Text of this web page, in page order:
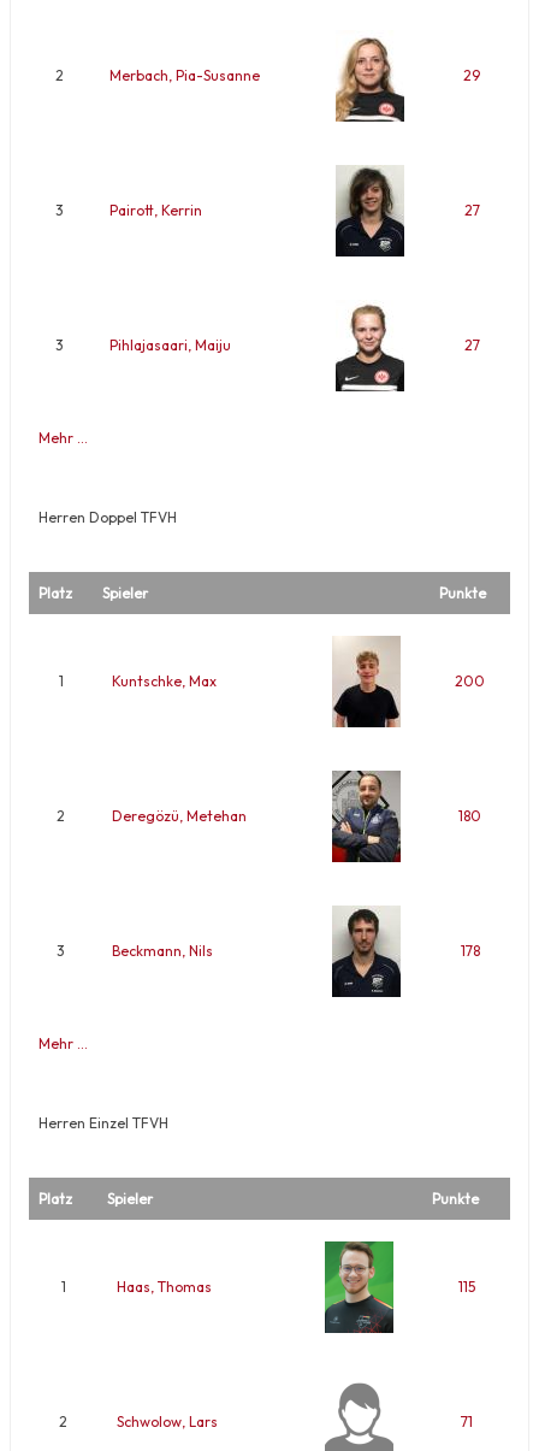
2 Merbach, Pia-Susanne 29
3 Pairott, Kerrin 27
3 Pihlajasaari, Maiju 27
Mehr …
Herren Doppel TFVH
Platz Spieler Punkte
1 Kuntschke, Max 200
2 Deregözü, Metehan 180
3 Beckmann, Nils 178
Mehr …
Herren Einzel TFVH
Platz Spieler Punkte
1 Haas, Thomas 115
2 Schwolow, Lars 71